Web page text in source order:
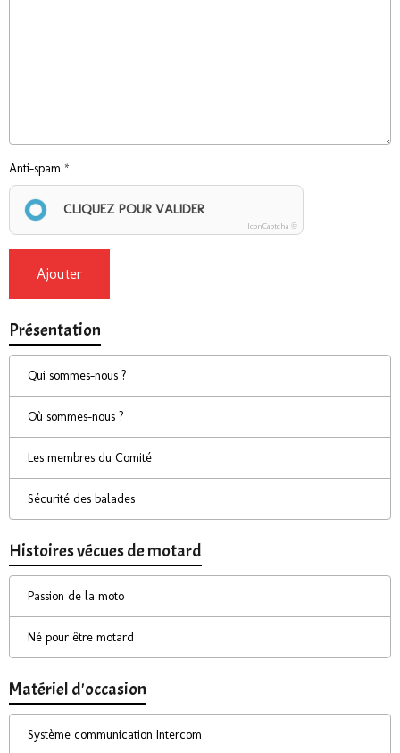
Anti-spam
CLIQUEZ POUR VALIDER
IconCaptcha ©
Ajouter
Présentation
Qui sommes-nous ?
Où sommes-nous ?
Les membres du Comité
Sécurité des balades
Histoires vécues de motard
Passion de la moto
Né pour être motard
Matériel d'occasion
Système communication Intercom